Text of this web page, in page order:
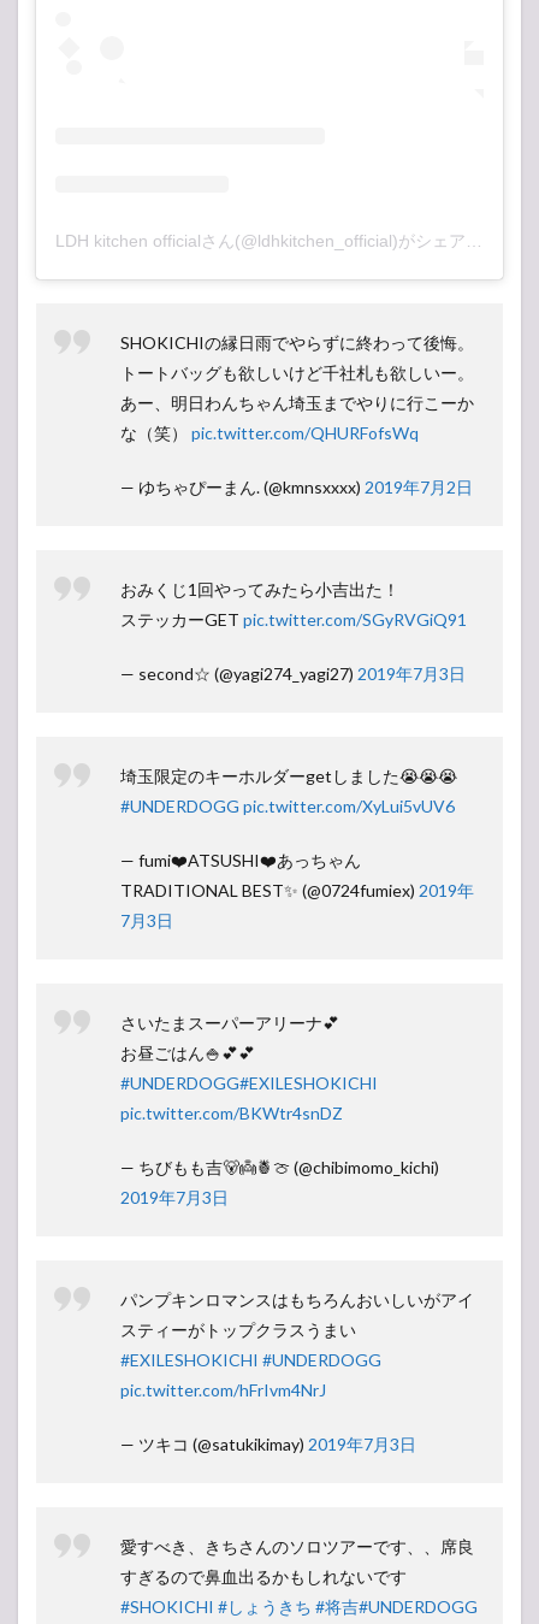
SHOKICHIの縁日雨でやらずに終わって後悔。
トートバッグも欲しいけど千社札も欲しいー。
あー、明日わんちゃん埼玉までやりに行こーか
な（笑） pic.twitter.com/QHURFofsWq
— ゆちゃぴーまん. (@kmnsxxxx) 2019年7月2日
おみくじ1回やってみたら小吉出た！
ステッカーGET pic.twitter.com/SGyRVGiQ91
— second☆ (@yagi274_yagi27) 2019年7月3日
埼玉限定のキーホルダーgetしました😭😭😭
#UNDERDOGG pic.twitter.com/XyLui5vUV6
— fumi❤️ATSUSHI❤️あっちゃん
TRADITIONAL BEST✨ (@0724fumiex) 2019年
7月3日
さいたまスーパーアリーナ💕
お昼ごはん🍚💕💕
#UNDERDOGG#EXILESHOKICHI
pic.twitter.com/BKWtr4snDZ
— ちびもも吉🐻👼🍍🍈 (@chibimomo_kichi)
2019年7月3日
パンプキンロマンスはもちろんおいしいがアイ
スティーがトップクラスうまい
#EXILESHOKICHI #UNDERDOGG
pic.twitter.com/hFrIvm4NrJ
— ツキコ (@satukikimay) 2019年7月3日
愛すべき、きちさんのソロツアーです、、席良
すぎるので鼻血出るかもしれないです
#SHOKICHI #しょうきち #将吉#UNDERDOGG